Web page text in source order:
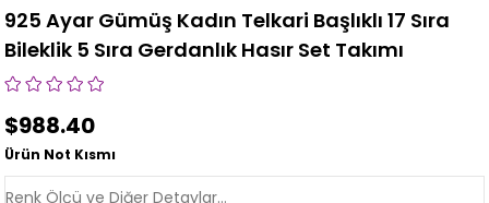
925 Ayar Gümüş Kadın Telkari Başlıklı 17 Sıra
Bileklik 5 Sıra Gerdanlık Hasır Set Takımı
$988.40
Ürün Not Kısmı